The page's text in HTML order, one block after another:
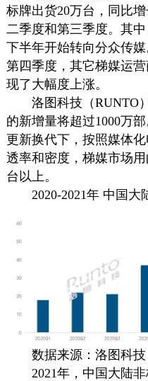
标牌出货20万台，同比
二季度和第三季度。其
下半年开始转向分众传
第四季度，其它梯媒运
现了大幅度上涨。
洛图科技（RUNTO
的新增量将超过1000万
更新换代下，按照媒体
透率和密度，梯媒市场用
台以上。
2020-2021年 中国大
数据来源：洛图科
2021年，中国大陆